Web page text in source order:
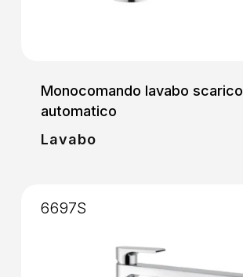
Monocomando lavabo scarico
automatico
Lavabo
6697S